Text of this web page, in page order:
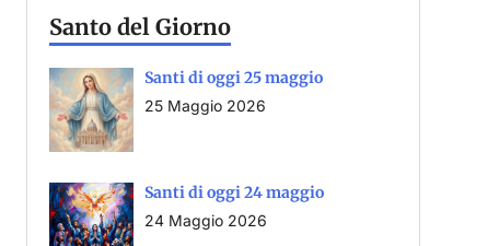
Santo del Giorno
Santi di oggi 25 maggio
25 Maggio 2026
Santi di oggi 24 maggio
24 Maggio 2026